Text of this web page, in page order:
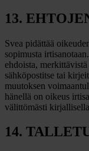
13.
Svea pidättää
sopimusta
ehdoista,
sähköpostitse tai
muutoksen
hänellä on oikeus
välittömästi
14.